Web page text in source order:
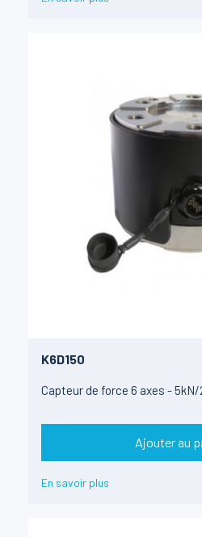
K6D150
Capteur de force 6 axes -
Ajouter au
En savoir plus